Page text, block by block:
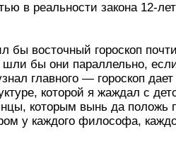
в реальности закона 12-
бы восточный гороскоп
шли бы они параллельно,
главного — гороскоп
которой я жаждал с
которым вынь да положь
у каждого философа,